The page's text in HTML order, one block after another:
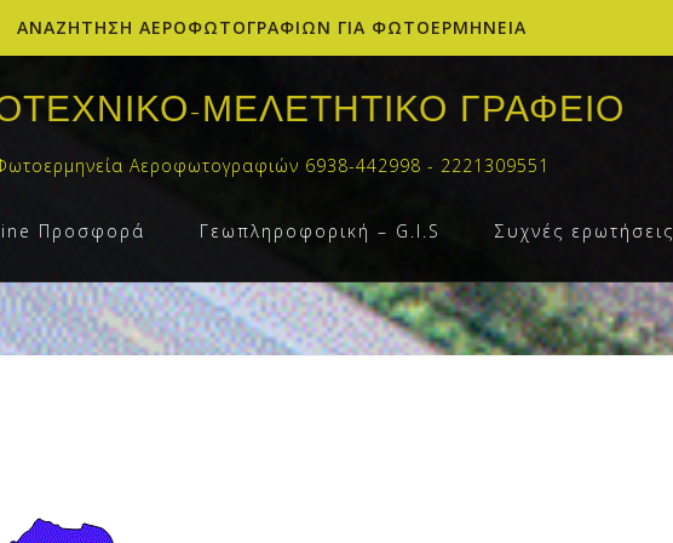
ΑΝΑΖΗΤΗΣΗ ΑΕΡΟΦΩΤΟΓΡΑΦΙΩΝ ΓΙΑ ΦΩΤΟΕΡΜΗΝΕΙΑ
ΜΕΛΕΤΗΤΙΚΟ ΓΡΑΦΕΙΟ
Αεροφωτογραφιών 6938-442998 - 2221309551
Προσφορά Γεωπληροφορική – G.I.S Συχνές ερωτήσεις